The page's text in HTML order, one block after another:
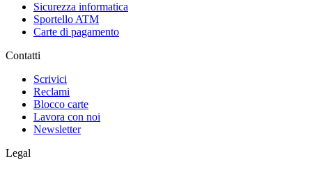
Sicurezza informatica
Sportello ATM
Carte di pagamento
Contatti
Scrivici
Reclami
Blocco carte
Lavora con noi
Newsletter
Legal